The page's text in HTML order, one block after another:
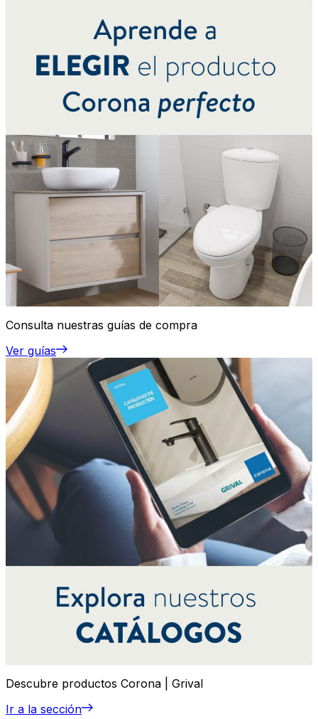
Consulta nuestras guías de compra
Ver guías
Descubre productos Corona | Grival
Ir a la sección